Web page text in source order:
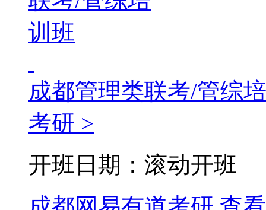
成都管理类联考/管综
考研 >
开班日期：滚动开班